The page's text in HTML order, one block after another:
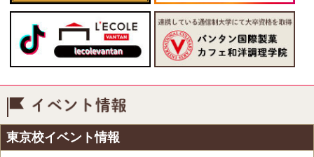
東京校イベント情報